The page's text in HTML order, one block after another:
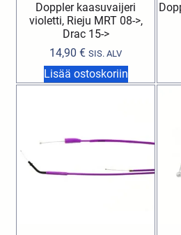
Doppler kaasuvaijeri
violetti, Rieju MRT 08->,
Drac 15->
14,90€ SIS. ALV
Lisää ostoskoriin